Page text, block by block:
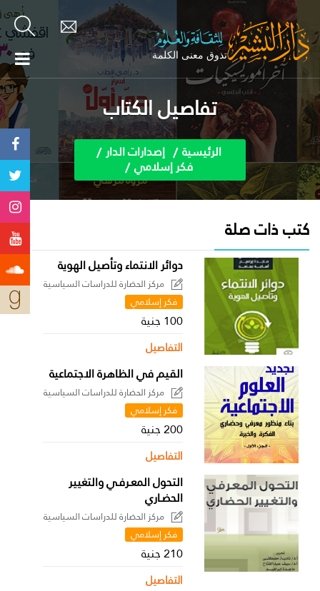
تفاصيل الكتاب
الرئيسية إصدارات الدار
فكر إسلامي
كتب ذات صلة
دوائر الانتماء وتأصيل الهوية
مركز الحضارة للدراسات السياسية
فكر إسلامي
100 جنية
التفاصيل
القيم في الظاهرة الاجتماعية
مركز الحضارة للدراسات السياسية
فكر إسلامي
200 جنية
التفاصيل
التحول المعـرفـي والتغيير
الحضـاري
مركز الحضارة للدراسات السياسية
فكر إسلامي
210 جنية
التفاصيل